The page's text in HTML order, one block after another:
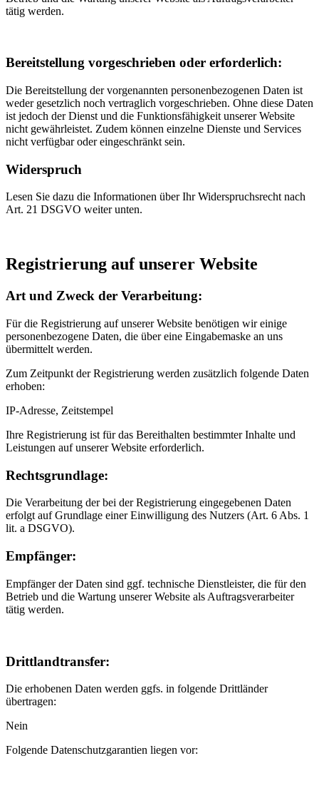
tätig werden.
Bereitstellung vorgeschrieben oder erforderlich:
Die Bereitstellung der vorgenannten personenbezogenen Daten ist
weder gesetzlich noch vertraglich vorgeschrieben. Ohne diese Daten
ist jedoch der Dienst und die Funktionsfähigkeit unserer Website
nicht gewährleistet. Zudem können einzelne Dienste und Services
nicht verfügbar oder eingeschränkt sein.
Widerspruch
Lesen Sie dazu die Informationen über Ihr Widerspruchsrecht nach
Art. 21 DSGVO weiter unten.
Registrierung auf unserer Website
Art und Zweck der Verarbeitung:
Für die Registrierung auf unserer Website benötigen wir einige
personenbezogene Daten, die über eine Eingabemaske an uns
übermittelt werden.
Zum Zeitpunkt der Registrierung werden zusätzlich folgende Daten
erhoben:
IP-Adresse, Zeitstempel
Ihre Registrierung ist für das Bereithalten bestimmter Inhalte und
Leistungen auf unserer Website erforderlich.
Rechtsgrundlage:
Die Verarbeitung der bei der Registrierung eingegebenen Daten
erfolgt auf Grundlage einer Einwilligung des Nutzers (Art. 6 Abs. 1
lit. a DSGVO).
Empfänger:
Empfänger der Daten sind ggf. technische Dienstleister, die für den
Betrieb und die Wartung unserer Website als Auftragsverarbeiter
tätig werden.
Drittlandtransfer:
Die erhobenen Daten werden ggfs. in folgende Drittländer
übertragen:
Nein
Folgende Datenschutzgarantien liegen vor: